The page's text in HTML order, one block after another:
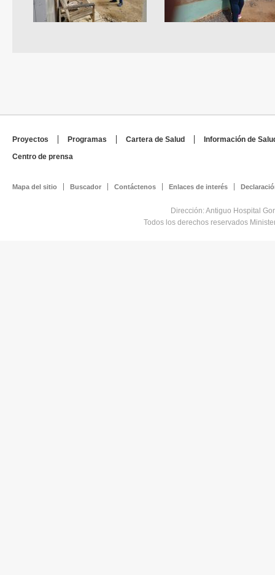
Proyectos Programas Cartera de Salud
Información de
Centro de prensa
Mapa del sitio Buscador Contáctenos Enlaces de interés
Dirección: Antiguo Hospital
Todos los derechos reservados